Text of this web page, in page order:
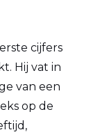
cijfers
Hij vat in
van een
op de